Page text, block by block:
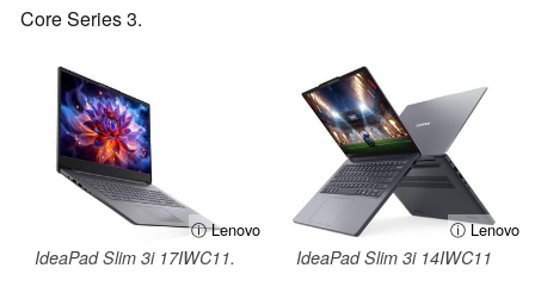
Core Series 3.
ⓘ Lenovo
IdeaPad Slim 3i 17IWC11.
ⓘ Lenovo
IdeaPad Slim 3i 14IWC11